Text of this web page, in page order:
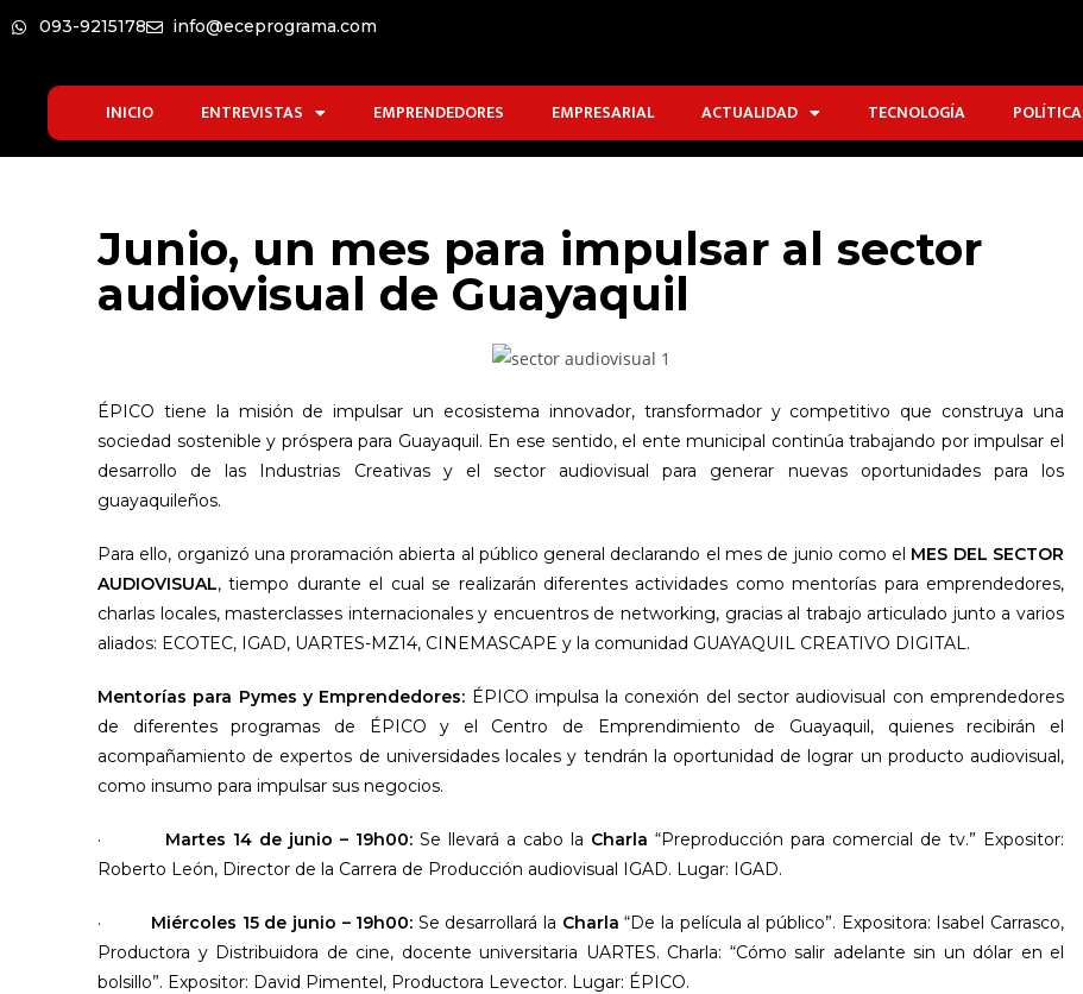
093-9215178 info@eceprograma.com
INICIO ENTREVISTAS EMPRENDEDORES EMPRESARIAL ACTUALIDAD TECNOLOGÍA POLÍTICA
Junio, un mes para impulsar al sector
audiovisual de Guayaquil
ÉPICO tiene la misión de impulsar un ecosistema innovador, transformador y competitivo que construya una
sociedad sostenible y próspera para Guayaquil. En ese sentido, el ente municipal continúa trabajando por impulsar el
desarrollo de las Industrias Creativas y el sector audiovisual para generar nuevas oportunidades para los
guayaquileños.
Para ello, organizó una proramación abierta al público general declarando el mes de junio como el MES DEL SECTOR
AUDIOVISUAL, tiempo durante el cual se realizarán diferentes actividades como mentorías para emprendedores,
charlas locales, masterclasses internacionales y encuentros de networking, gracias al trabajo articulado junto a varios
aliados: ECOTEC, IGAD, UARTES-MZ14, CINEMASCAPE y la comunidad GUAYAQUIL CREATIVO DIGITAL.
Mentorías para Pymes y Emprendedores: ÉPICO impulsa la conexión del sector audiovisual con emprendedores
de diferentes programas de ÉPICO y el Centro de Emprendimiento de Guayaquil, quienes recibirán el
acompañamiento de expertos de universidades locales y tendrán la oportunidad de lograr un producto audiovisual,
como insumo para impulsar sus negocios.
· Martes 14 de junio – 19h00: Se llevará a cabo la Charla “Preproducción para comercial de tv.” Expositor:
Roberto León, Director de la Carrera de Producción audiovisual IGAD. Lugar: IGAD.
· Miércoles 15 de junio – 19h00: Se desarrollará la Charla “De la película al público”. Expositora: Isabel Carrasco,
Productora y Distribuidora de cine, docente universitaria UARTES. Charla: “Cómo salir adelante sin un dólar en el
bolsillo”. Expositor: David Pimentel, Productora Levector. Lugar: ÉPICO.